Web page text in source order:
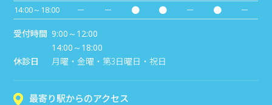
14:00～18:00 － － ● ● － ●
－
受付時間 9:00～12:00
14:00～18:00
休診日 月曜・金曜・第3日曜日・祝日
最寄り駅からのアクセス